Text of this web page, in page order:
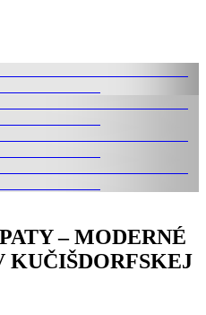
– MODERNÉ
KUČIŠDORFSKEJ